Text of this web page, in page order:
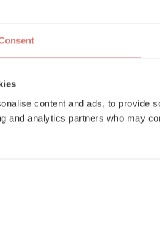
content and ads, to provide
and analytics partners who may